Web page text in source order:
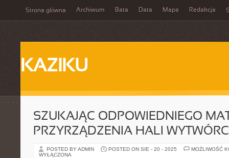
Strona główna Archiwum Bata Data Mapa Redakcja
KAZIKU
SZUKAJĄC ODPOWIEDNIEGO
PRZYRZĄDZENIA HALI
POSTED BY ADMIN POSTED ON SIE - 20 - 2025
MOŻLIWOŚĆ
WYŁĄCZONA